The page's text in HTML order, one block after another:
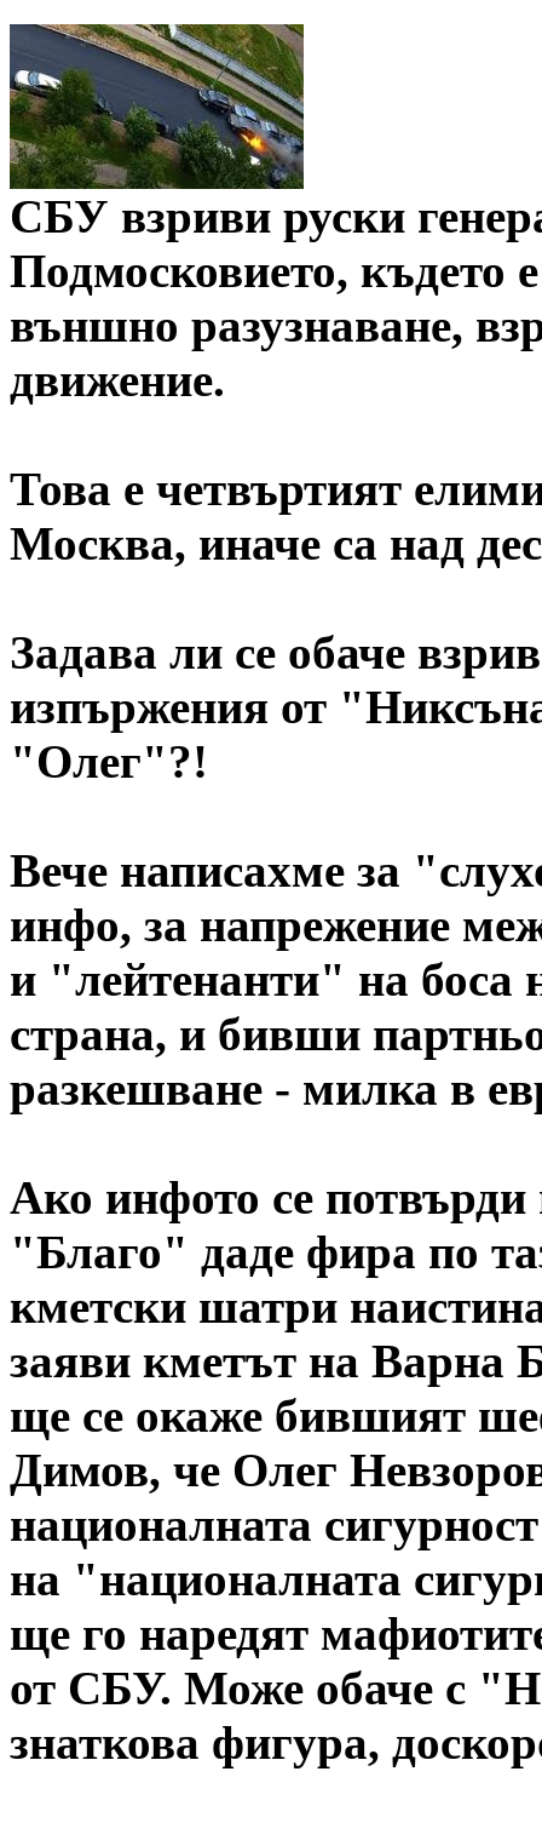
СБУ взриви руски
Подмосковието, където
външно разузнаване,
движение.
Това е четвъртият
Москва, иначе са над
Задава ли се обаче
изпържения от
"Олег"?!
Вече написахме за
инфо, за напрежение
и "лейтенанти" на боса
страна, и бивши
разкешване - милка в
Ако инфото се
"Благо" даде фира по
кметски шатри
заяви кметът на Варна
ще се окаже бившият
Димов, че Олег
националната
на "националната
ще го наредят
от СБУ. Може обаче с
знаткова фигура,